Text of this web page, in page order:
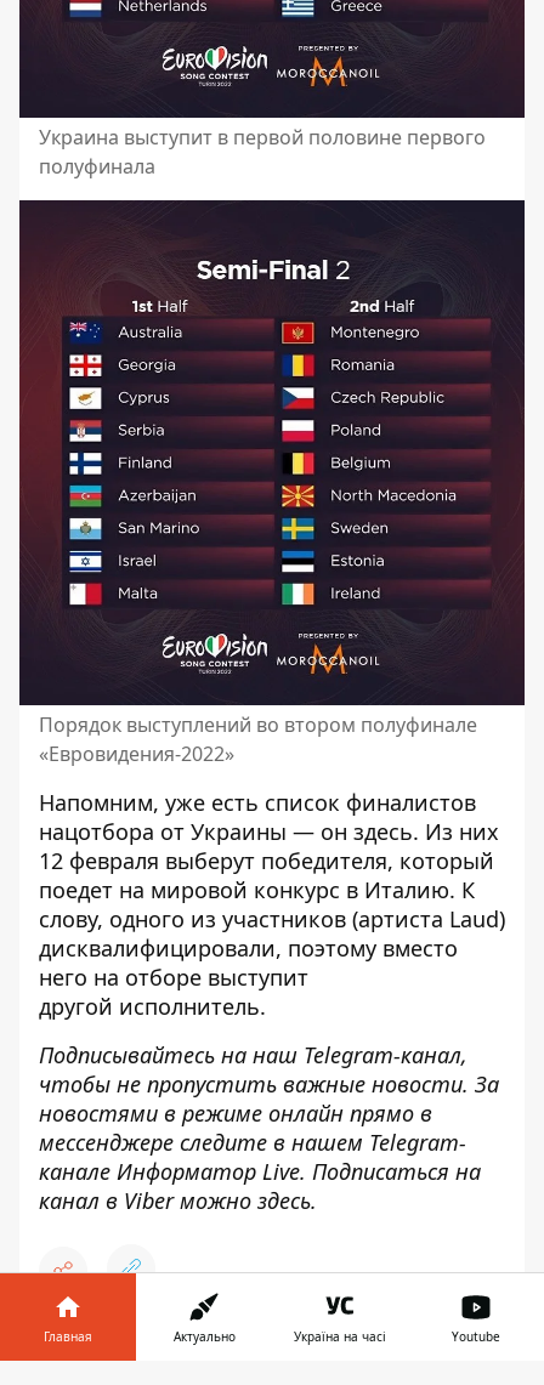
Украина выступит в первой половине первого
полуфинала
Порядок выступлений во втором полуфинале
«Евровидения-2022»
Напомним, уже есть список финалистов
нацотбора от Украины — он здесь. Из них
12 февраля выберут победителя, который
поедет на мировой конкурс в Италию. К
слову, одного из участников (артиста Laud)
дисквалифицировали, поэтому вместо
него на отборе выступит
другой исполнитель.
Подписывайтесь на наш Telegram-канал,
чтобы не пропустить важные новости. За
новостями в режиме онлайн прямо в
мессенджере следите в нашем Telegram-
канале Информатор Live. Подписаться на
канал в Viber можно здесь.
👍 ♥ 😆
Главная Актуально Україна на часі Youtube